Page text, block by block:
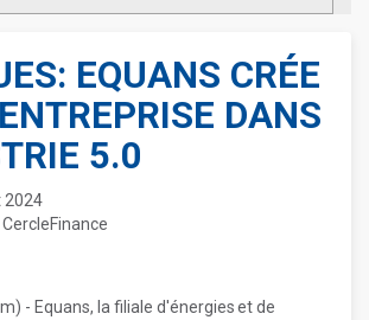
EQUANS CRÉE
DANS
5.0
2024
- Equans, la filiale d'énergies et de